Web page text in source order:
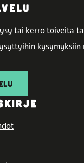
tai kerro toiveita
kysymyksiin